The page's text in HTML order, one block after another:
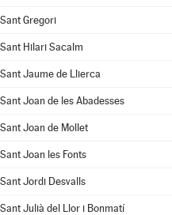
Sant Gregori
Sant Hilari Sacalm
Sant Jaume de Llierca
Sant Joan de les Abadesses
Sant Joan de Mollet
Sant Joan les Fonts
Sant Jordi Desvalls
Sant Julià del Llor i Bonmatí